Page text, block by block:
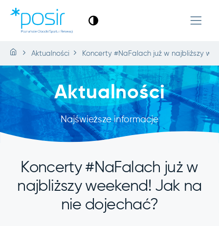
Aktualności Koncerty #NaFalach już w najbliższy
Aktualności
Najświeższe informacje
Koncerty #NaFalach już w
najbliższy weekend! Jak na
nie dojechać?